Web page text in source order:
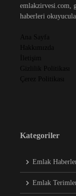
emlakzirvesi.com,
haberleri
Ana Sayfa
Hakkımızda
İletişim
Gizlilik Politikası
Çerez Politikası
Kategoriler
Emlak
Emlak